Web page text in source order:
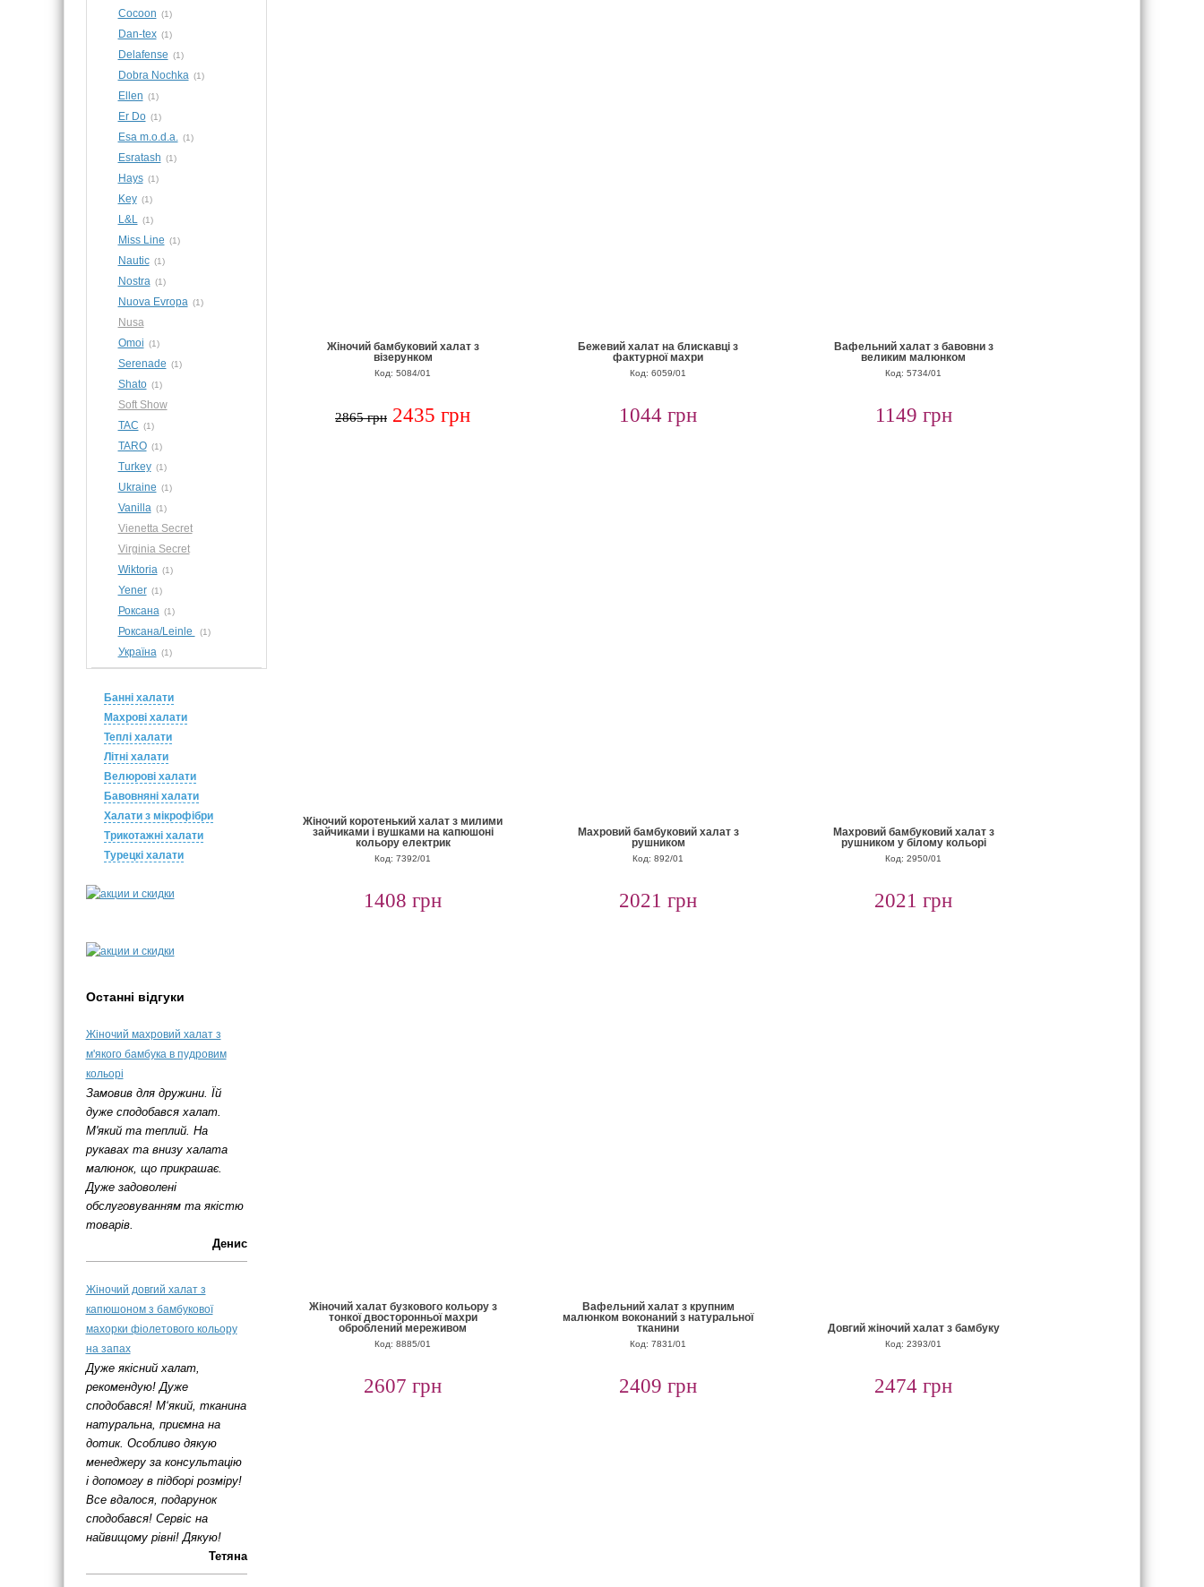
Cocoon (1)
Dan-tex (1)
Delafense (1)
Dobra Nochka (1)
Ellen (1)
Er Do (1)
Esa m.o.d.a. (1)
Esratash (1)
Hays (1)
Key (1)
L&L (1)
Miss Line (1)
Nautic (1)
Nostra (1)
Nuova Evropa (1)
Nusa
Omoi (1)
Serenade (1)
Shato (1)
Soft Show
TAC (1)
TARO (1)
Turkey (1)
Ukraine (1)
Vanilla (1)
Vienetta Secret
Virginia Secret
Wiktoria (1)
Yener (1)
Роксана (1)
Роксана/Leinle (1)
Україна (1)
Банні халати
Махрові халати
Теплі халати
Літні халати
Велюрові халати
Бавовняні халати
Халати з мікрофібри
Трикотажні халати
Турецкі халати
Останні відгуки
Жіночий махровий халат з
м'якого бамбука в пудровим
кольорі
Замовив для дружини. Їй
дуже сподобався халат.
М'який та теплий. На
рукавах та внизу халата
малюнок, що прикрашає.
Дуже задоволені
обслуговуванням та якістю
товарів.
Денис
Жіночий довгий халат з
капюшоном з бамбукової
махорки фіолетового кольору
на запах
Дуже якісний халат,
рекомендую! Дуже
сподобався! М‘який, тканина
натуральна, приємна на
дотик. Особливо дякую
менеджеру за консультацію
і допомогу в підборі розміру!
Все вдалося, подарунок
сподобався! Сервіс на
найвищому рівні! Дякую!
Тетяна
Жіночий бамбуковий халат з
візерунком
Код: 5084/01
2865 грн 2435 грн
Бежевий халат на блискавці з
фактурної махри
Код: 6059/01
1044 грн
Вафельний халат з бавовни з
великим малюнком
Код: 5734/01
1149 грн
Жіночий коротенький халат з милими
зайчиками і вушками на капюшоні
кольору електрик
Код: 7392/01
1408 грн
Махровий бамбуковий халат з
рушником
Код: 892/01
2021 грн
Махровий бамбуковий халат з
рушником у білому кольорі
Код: 2950/01
2021 грн
Жіночий халат бузкового кольору з
тонкої двосторонньої махри
оброблений мереживом
Код: 8885/01
2607 грн
Вафельний халат з крупним
малюнком воконаний з натуральної
тканини
Код: 7831/01
2409 грн
Довгий жіночий халат з бамбуку
Код: 2393/01
2474 грн